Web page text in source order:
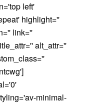
left'
highlight=''
link=''
alt_attr=''
minimal-